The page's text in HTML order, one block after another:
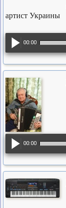
артист Украины
00:00
00:00